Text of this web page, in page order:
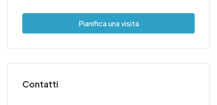
Pianifica una visita
Contatti